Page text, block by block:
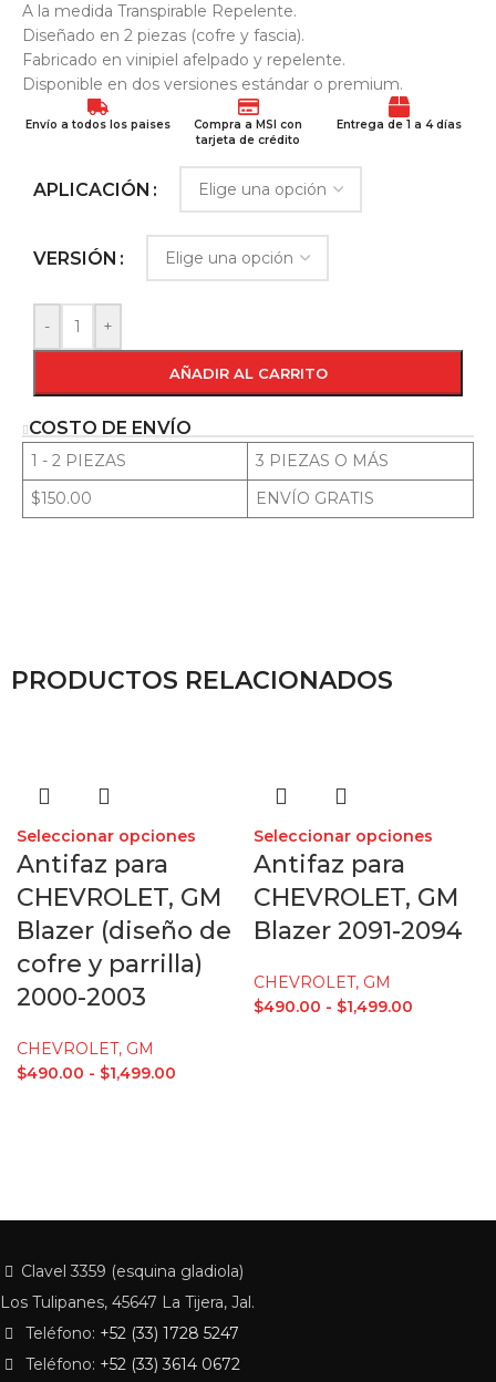
A la medida Transpirable Repelente.
Diseñado en 2 piezas (cofre y fascia).
Fabricado en vinipiel afelpado y repelente.
Disponible en dos versiones estándar o premium.
Envío a todos los paises
Compra a MSI con
tarjeta de crédito
Entrega de 1 a 4 días
APLICACIÓN
VERSIÓN
- +
AÑADIR AL CARRITO
COSTO DE ENVÍO
1 - 2 PIEZAS
3 PIEZAS O MÁS
$150.00
ENVÍO GRATIS
PRODUCTOS RELACIONADOS
Seleccionar opciones
Antifaz para
CHEVROLET, GM
Blazer (diseño de
cofre y parrilla)
2000-2003
CHEVROLET, GM
$490.00 - $1,499.00
Seleccionar opciones
Antifaz para
CHEVROLET, GM
Blazer 2091-2094
CHEVROLET, GM
$490.00 - $1,499.00
Clavel 3359 (esquina gladiola)
Los Tulipanes, 45647 La Tijera, Jal.
Teléfono: +52 (33) 1728 5247
Teléfono: +52 (33) 3614 0672